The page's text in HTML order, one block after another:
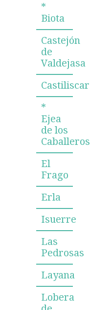
*
Biota
Castejón
de
Valdejasa
Castiliscar
*
Ejea
de los
Caballeros
El
Frago
Erla
Isuerre
Las
Pedrosas
Layana
Lobera